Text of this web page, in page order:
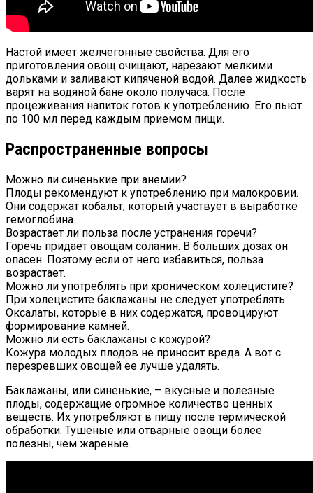
Настой имеет желчегонные свойства. Для его
приготовления овощ очищают, нарезают мелкими
дольками и заливают кипяченой водой. Далее жидкость
варят на водяной бане около получаса. После
процеживания напиток готов к употреблению. Его пьют
по 100 мл перед каждым приемом пищи.
Распространенные вопросы
Можно ли синенькие при анемии?
Плоды рекомендуют к употреблению при малокровии.
Они содержат кобальт, который участвует в выработке
гемоглобина.
Возрастает ли польза после устранения горечи?
Горечь придает овощам соланин. В больших дозах он
опасен. Поэтому если от него избавиться, польза
возрастает.
Можно ли употреблять при хроническом холецистите?
При холецистите баклажаны не следует употреблять.
Оксалаты, которые в них содержатся, провоцируют
формирование камней.
Можно ли есть баклажаны с кожурой?
Кожура молодых плодов не приносит вреда. А вот с
перезревших овощей ее лучше удалять.
Баклажаны, или синенькие, – вкусные и полезные
плоды, содержащие огромное количество ценных
веществ. Их употребляют в пищу после термической
обработки. Тушеные или отварные овощи более
полезны, чем жареные.